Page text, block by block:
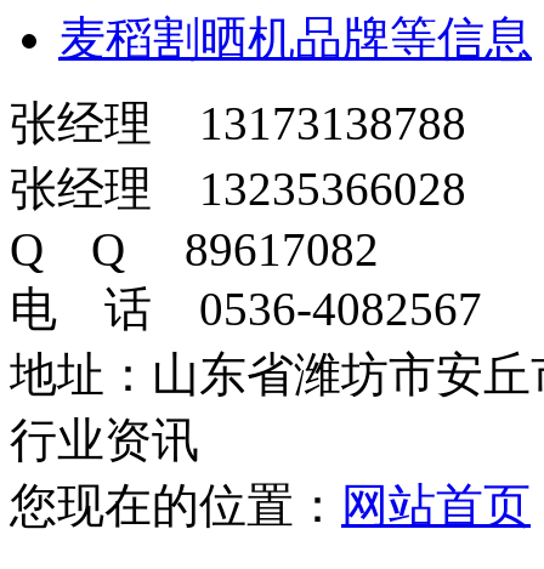
麦稻割晒机品牌等信息
张经理 13173138788
张经理 13235366028
Q Q 89617082
电 话 0536-4082567
地址：山东省潍坊市安
行业资讯
您现在的位置： 网站首页